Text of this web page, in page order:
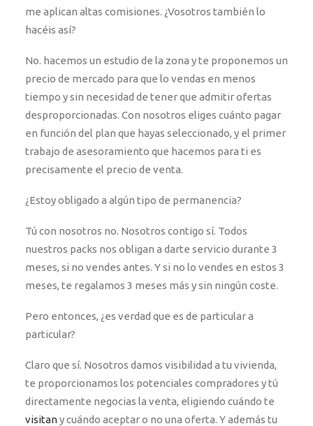
me aplican altas comisiones. ¿Vosotros también lo
hacéis así?
No. hacemos un estudio de la zona y te proponemos un
precio de mercado para que lo vendas en menos
tiempo y sin necesidad de tener que admitir ofertas
desproporcionadas. Con nosotros eliges cuánto pagar
en función del plan que hayas seleccionado, y el primer
trabajo de asesoramiento que hacemos para ti es
precisamente el precio de venta.
¿Estoy obligado a algún tipo de permanencia?
Tú con nosotros no. Nosotros contigo sí. Todos
nuestros packs nos obligan a darte servicio durante 3
meses, si no vendes antes. Y si no lo vendes en estos 3
meses, te regalamos 3 meses más y sin ningún coste.
Pero entonces, ¿es verdad que es de particular a
particular?
Claro que sí. Nosotros damos visibilidad a tu vivienda,
te proporcionamos los potenciales compradores y tú
directamente negocias la venta, eligiendo cuándo te
visitany cuándo aceptar o no una oferta. Y además tu